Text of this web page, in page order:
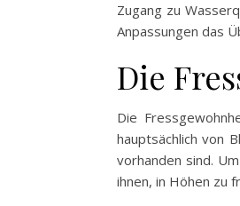
Zugang zu
Anpassungen das
Die
Die
hauptsächlich von
vorhanden sind.
ihnen, in Höhen zu